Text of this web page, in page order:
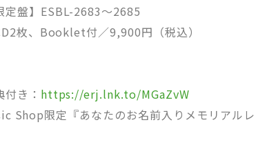
定盤】ESBL-2683〜2685
枚、Booklet付／9,900円（税込）
き： https://erj.lnk.to/MGaZvW
Shop限定『あなたのお名前入りメモリアル